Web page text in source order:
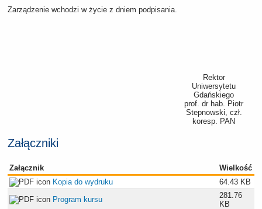
Zarządzenie wchodzi w życie z dniem podpisania.
Rektor
Uniwersytetu
Gdańskiego
prof. dr hab. Piotr
Stepnowski, czł.
koresp. PAN
Załączniki
Załącznik
Wielkość
Kopia do wydruku
64.43 KB
Program kursu
281.76
KB